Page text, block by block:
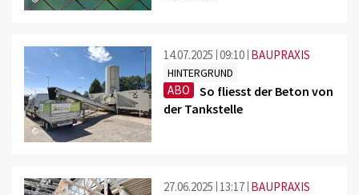
©
14.07.2025 09:10 BAUPRAXIS
HINTERGRUND
ABO
So fliesst der Beton von
der Tankstelle
27.06.2025 13:17 BAUPRAXIS